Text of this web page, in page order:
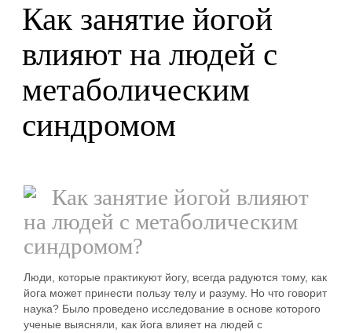
Как занятие йогой
влияют на людей с
метаболическим
синдромом
Как занятие йогой влияют
на людей с метаболическим
синдромом?
Люди, которые практикуют йогу, всегда радуются тому, как
йога может принести пользу телу и разуму. Но что говорит
наука? Было проведено исследование в основе которого
ученые выясняли, как йога влияет на людей с